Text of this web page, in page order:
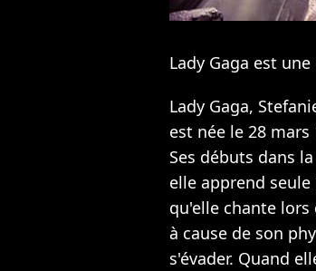
Lady Gaga est
Lady Gaga,
est née le 28 mars
Ses débuts dans
elle apprend
qu'elle chante lors
à cause de son
s'évader. Quand